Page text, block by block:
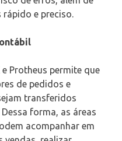
e preciso.
Protheus permite que
de pedidos e
transferidos
forma, as áreas
acompanhar em